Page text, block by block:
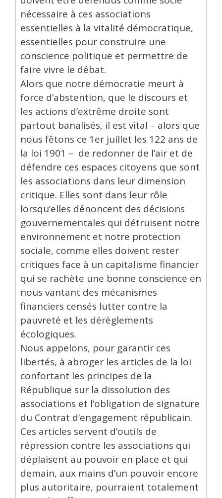
nécessaire à ces associations
essentielles à la vitalité démocratique,
essentielles pour construire une
conscience politique et permettre de
faire vivre le débat.
Alors que notre démocratie meurt à
force d’abstention, que le discours et
les actions d’extrême droite sont
partout banalisés, il est vital – alors que
nous fêtons ce 1er juillet les 122 ans de
la loi 1901 – de redonner de l’air et de
défendre ces espaces citoyens que sont
les associations dans leur dimension
critique. Elles sont dans leur rôle
lorsqu’elles dénoncent des décisions
gouvernementales qui détruisent notre
environnement et notre protection
sociale, comme elles doivent rester
critiques face à un capitalisme financier
qui se rachète une bonne conscience en
nous vantant des mécanismes
financiers censés lutter contre la
pauvreté et les dérèglements
écologiques.
Nous appelons, pour garantir ces
libertés, à abroger les articles de la loi
confortant les principes de la
République sur la dissolution des
associations et l’obligation de signature
du Contrat d’engagement républicain.
Ces articles servent d’outils de
répression contre les associations qui
déplaisent au pouvoir en place et qui
demain, aux mains d’un pouvoir encore
plus autoritaire, pourraient totalement